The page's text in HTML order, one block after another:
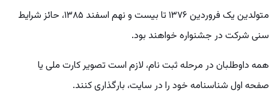
متولدین یک فروردین ۱۳۷۶ تا بیست و نهم اسفند ۱۳۸۵، حائز شرایط
سنی شرکت در جشنواره خواهند بود.
همه داوطلبان در مرحله ثبت نام، لازم است تصویر کارت ملی یا
صفحه اول شناسنامه خود را در سایت، بارگذاری کنند.